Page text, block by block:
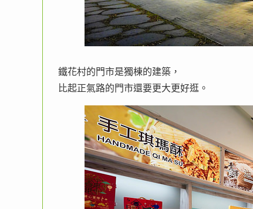
鐵花村的門市是獨棟的建築，
比起正氣路的門市還要更大更好逛。